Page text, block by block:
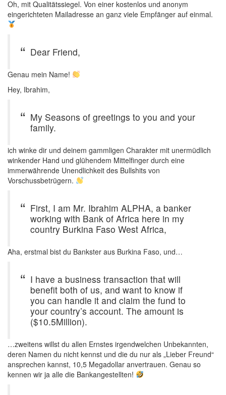
Oh, mit Qualitätssiegel. Von einer kostenlos und anonym
eingerichteten Mailadresse an ganz viele Empfänger auf einmal.
Dear Friend,
Genau mein Name!
Hey, Ibrahim,
My Seasons of greetings to you and your
family.
ich winke dir und deinem gammligen Charakter mit unermüdlich
winkender Hand und glühendem Mittelfinger durch eine
immerwährende Unendlichkeit des Bullshits von
Vorschussbetrügern.
First, I am Mr. Ibrahim ALPHA, a banker
working with Bank of Africa here in my
country Burkina Faso West Africa,
Aha, erstmal bist du Bankster aus Burkina Faso, und…
I have a business transaction that will
benefit both of us, and want to know if
you can handle it and claim the fund to
your country’s account. The amount is
($10.5Million).
…zweitens willst du allen Ernstes irgendwelchen Unbekannten,
deren Namen du nicht kennst und die du nur als „Lieber Freund“
ansprechen kannst, 10,5 Megadollar anvertrauen. Genau so
kennen wir ja alle die Bankangestellten!